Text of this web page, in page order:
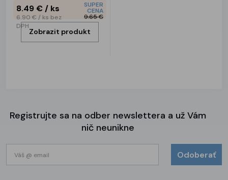
8.49 € / ks
6.90 € / ks bez
DPH
SUPER
CENA
9.65 €
Zobrazit produkt
Registrujte sa na odber newslettera a už Vám
nič neunikne
Odoberať